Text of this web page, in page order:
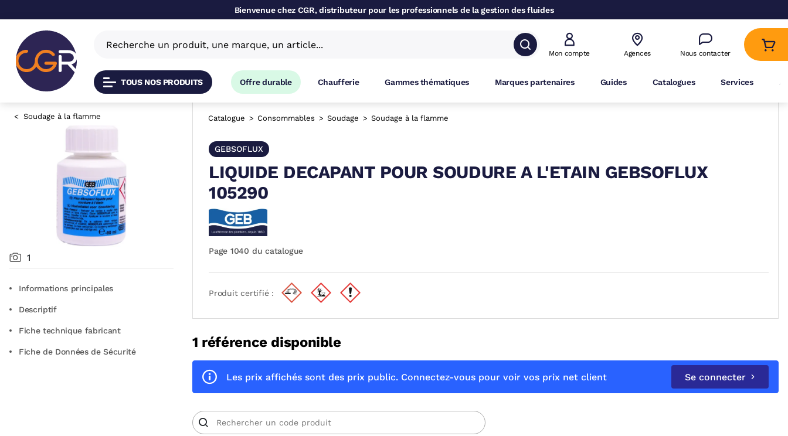
Bienvenue chez CGR, distributeur pour les professionnels de la gestion des fluides
Mon compte Agences Nous contacter
TOUS NOS PRODUITS Offre durable Chaufferie Gammes thématiques Marques partenaires Guides Catalogues Services
Soudage à la flamme
1
Informations principales
Descriptif
Fiche technique fabricant
Fiche de Données de Sécurité
Catalogue Consommables Soudage Soudage à la flamme
GEBSOFLUX
LIQUIDE DECAPANT POUR SOUDURE A L'ETAIN GEBSOFLUX
105290
Page 1040 du catalogue
Produit certifié :
1 référence disponible
Les prix affichés sont des prix public. Connectez-vous pour voir vos prix net client Se connecter